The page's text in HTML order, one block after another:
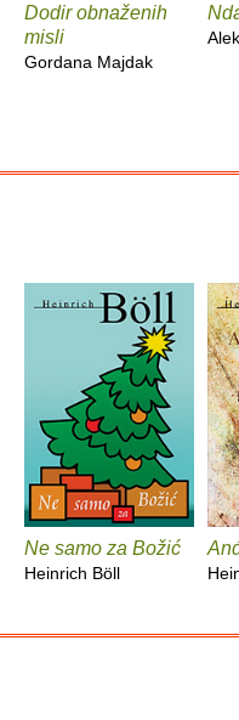
Dodir obnaženih
misli
Gordana Majdak
Ne samo za Božić
Heinrich Böll